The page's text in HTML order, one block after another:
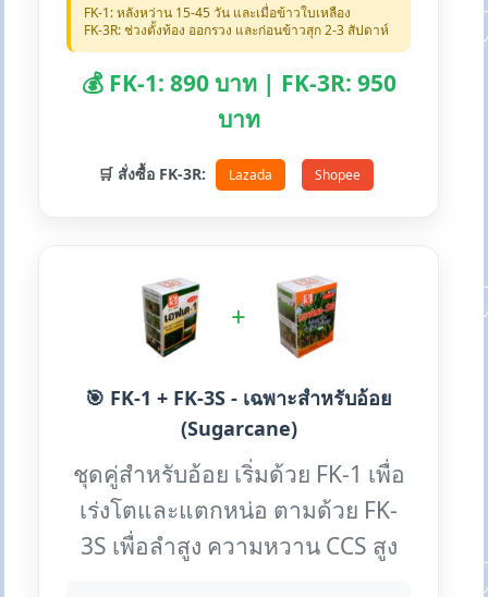
FK-1: หลังหว่าน 15-45 วัน และเมื่อข้าวใบเหลือง
FK-3R: ช่วงตั้งท้อง ออกรวง และก่อนข้าวสุก 2-3 สัปดาห์
💰 FK-1: 890 บาท | FK-3R: 950
บาท
🛒 สั่งซื้อ FK-3R: Lazada Shopee
+
🎯 FK-1 + FK-3S - เฉพาะสำหรับอ้อย
(Sugarcane)
ชุดคู่สำหรับอ้อย เริ่มด้วย FK-1 เพื่อ
เร่งโตและแตกหน่อ ตามด้วย FK-
3S เพื่อลำสูง ความหวาน CCS สูง